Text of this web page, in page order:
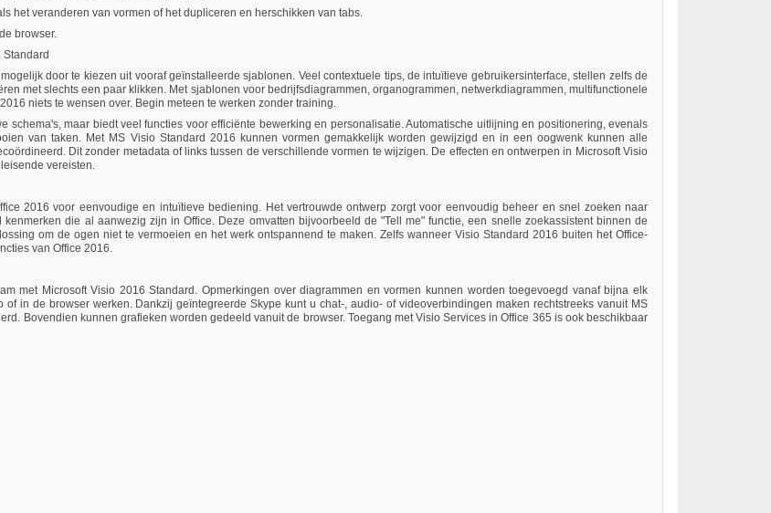
het veranderen van vormen of het dupliceren en herschikken van tabs.
browser.
door te kiezen uit vooraf geïnstalleerde sjablonen. Veel contextuele tips, de intuïtieve gebruikersinterface, stellen zelfs de
met slechts een paar klikken. Met sjablonen voor bedrijfsdiagrammen, organogrammen, netwerkdiagrammen, multifunctionele
niets te wensen over. Begin meteen te werken zonder training.
maar biedt veel functies voor efficiënte bewerking en personalisatie. Automatische uitlijning en positionering, evenals
van taken. Met MS Visio Standard 2016 kunnen vormen gemakkelijk worden gewijzigd en in een oogwenk kunnen alle
Dit zonder metadata of links tussen de verschillende vormen te wijzigen. De effecten en ontwerpen in Microsoft Visio
vereisten.
2016 voor eenvoudige en intuïtieve bediening. Het vertrouwde ontwerp zorgt voor eenvoudig beheer en snel zoeken naar
die al aanwezig zijn in Office. Deze omvatten bijvoorbeeld de "Tell me" functie, een snelle zoekassistent binnen de
om de ogen niet te vermoeien en het werk ontspannend te maken. Zelfs wanneer Visio Standard 2016 buiten het Office-
van Office 2016.
met Microsoft Visio 2016 Standard. Opmerkingen over diagrammen en vormen kunnen worden toegevoegd vanaf bijna elk
in de browser werken. Dankzij geïntegreerde Skype kunt u chat-, audio- of videoverbindingen maken rechtstreeks vanuit MS
Bovendien kunnen grafieken worden gedeeld vanuit de browser. Toegang met Visio Services in Office 365 is ook beschikbaar